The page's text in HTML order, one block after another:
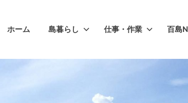
ホーム 島暮らし 仕事・作業 百島